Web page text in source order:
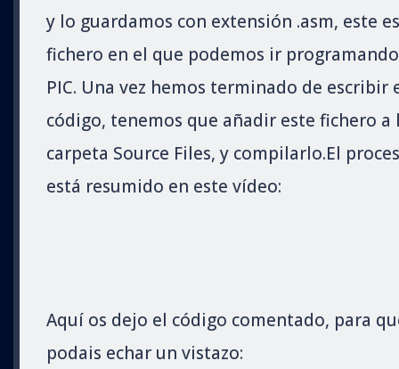
y lo guardamos con extensión .asm, este
fichero en el que podemos ir
PIC. Una vez hemos terminado de escribir
código, tenemos que añadir este fichero a
carpeta Source Files, y compilarlo.El
está resumido en este vídeo:
Aquí os dejo el código comentado, para
podais echar un vistazo: